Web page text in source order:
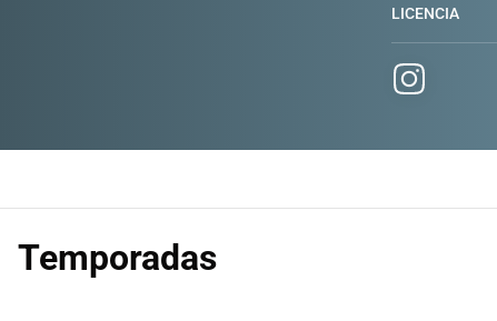
LICENCIA
Temporadas